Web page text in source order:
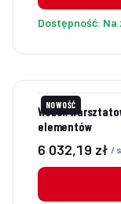
Dostępność: Na
NOWOŚĆ
Wózek
elementów
Cena
6 032,19 zł /